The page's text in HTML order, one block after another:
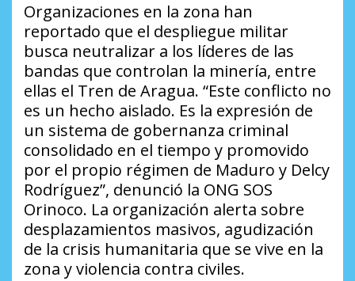
Organizaciones en la zona han
reportado que el despliegue militar
busca neutralizar a los líderes de las
bandas que controlan la minería, entre
ellas el Tren de Aragua. “Este conflicto no
es un hecho aislado. Es la expresión de
un sistema de gobernanza criminal
consolidado en el tiempo y promovido
por el propio régimen de Maduro y Delcy
Rodríguez”, denunció la ONG SOS
Orinoco. La organización alerta sobre
desplazamientos masivos, agudización
de la crisis humanitaria que se vive en la
zona y violencia contra civiles.